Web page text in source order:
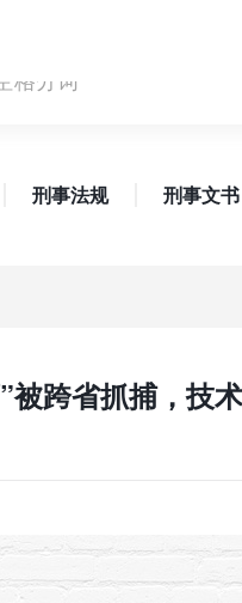
刑事法规 刑事文书
跨省抓捕，技